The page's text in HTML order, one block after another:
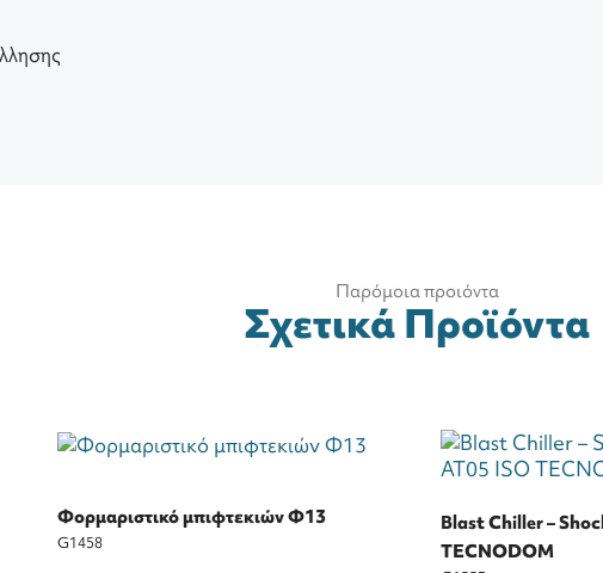
Παρόμοια προιόντα
Σχετικά Προϊόντα
Φορμαριστικό μπιφτεκιών Φ13
G1458
Blast Chiller –
TECNODOM